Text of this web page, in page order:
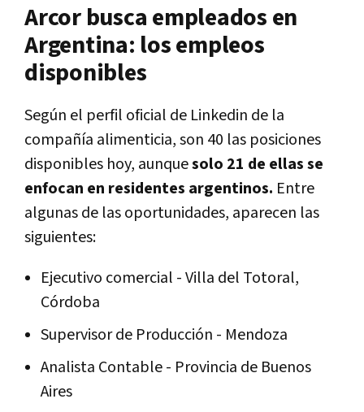
Arcor busca empleados en
Argentina: los empleos
disponibles
Según el perfil oficial de Linkedin de la
compañía alimenticia, son 40 las posiciones
disponibles hoy, aunquesolo 21 de ellas se
enfocan en residentes argentinos. Entre
algunas de las oportunidades, aparecen las
siguientes:
Ejecutivo comercial - Villa del Totoral,
Córdoba
Supervisor de Producción - Mendoza
Analista Contable - Provincia de Buenos
Aires